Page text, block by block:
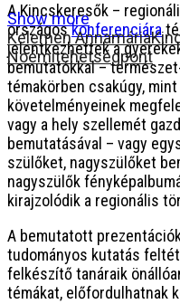
A Kincskeresők –
országoskonferenciára
jelentkezhettek a
bemutatókkal –
témakörben csakúgy, mint
követelményeinek
vagy a hely szellemét
bemutatásával – vagy
szülőket, nagyszülőket
nagyszülők
kirajzolódik a regionális
A bemutatott
tudományos kutatás
felkészítő tanáraik
témákat, előfordulhatnak
Show more
Kelemen Annamária
Noémitehetségpont